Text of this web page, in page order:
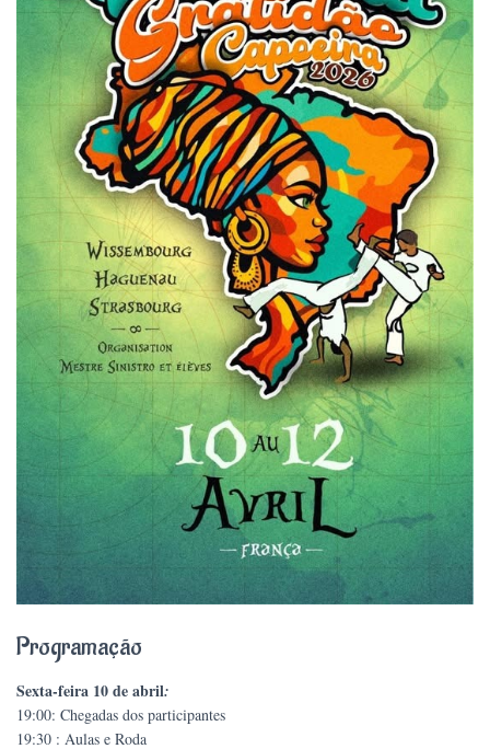
Programação
Sexta-feira 10 de abril:
19:00: Chegadas dos participantes
19:30 : Aulas e Roda